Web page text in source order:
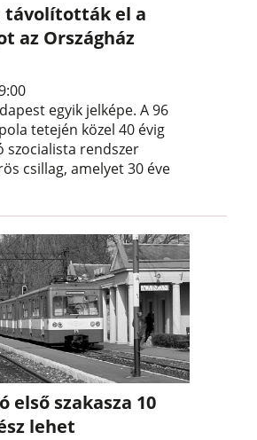
távolították el a
az Országház
egyik jelképe. A 96
tetején közel 40 évig
szocialista rendszer
csillag, amelyet 30 éve
első szakasza 10
lehet